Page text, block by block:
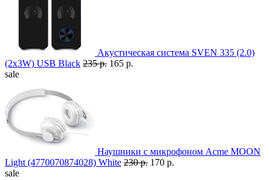
Акустическая система SVEN 335 (2.0)
(2x3W) USB Black 235 р. 165 р.
sale
Наушники с микрофоном Acme MOON
Light (4770070874028) White 230 р. 170 р.
sale